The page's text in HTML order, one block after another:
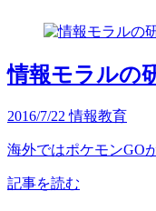
情報モラルの
2016/7/22 情報教育
海外ではポケモンGO
記事を読む